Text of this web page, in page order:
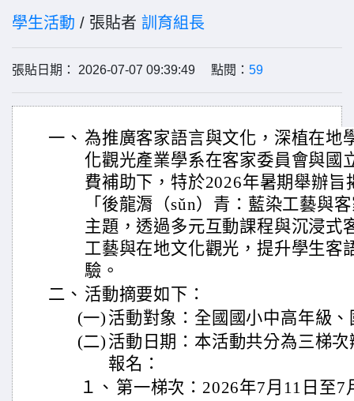
學生活動 / 張貼者 訓育組長
張貼日期： 2026-07-07 09:39:49 點閱： 59
一、 為推廣客家語言與文化，深植在地
化觀光產業學系在客家委員會與國
費補助下，特於2026年暑期舉辦旨
「後龍漘（sǔn）青：藍染工藝與
主題，透過多元互動課程與沉浸式
工藝與在地文化觀光，提升學生客
驗。
二、 活動摘要如下：
(一) 活動對象：全國國小中高年級
(二) 活動日期：本活動共分為三梯
報名：
１、 第一梯次：2026年7月11日至7